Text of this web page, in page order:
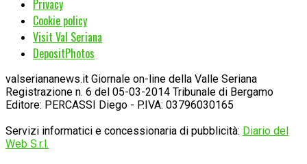
Privacy
Cookie policy
Visit Val Seriana
DepositPhotos
valseriananews.it Giornale on-line della Valle Seriana
Registrazione n. 6 del 05-03-2014 Tribunale di Bergamo
Editore: PERCASSI Diego - P.IVA: 03796030165
Servizi informatici e concessionaria di pubblicità: Diario del
Web S.r.l.